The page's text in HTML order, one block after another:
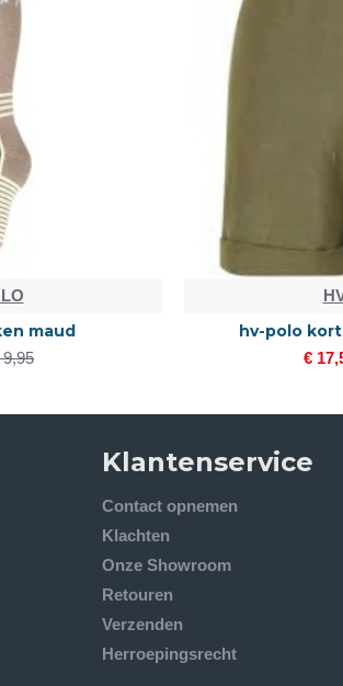
maud
9,95
hv-polo
€
Klantenservice
Contact opnemen
Klachten
Onze Showroom
Retouren
Verzenden
Herroepingsrecht